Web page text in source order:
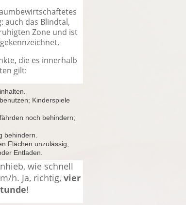
auch das Blindtal,
Zone und ist
die es innerhalb
gilt:
Kinderspiele
noch behindern;
behindern.
Flächen unzulässig,
Entladen.
wie schnell
h. Ja, richtig, vier
!